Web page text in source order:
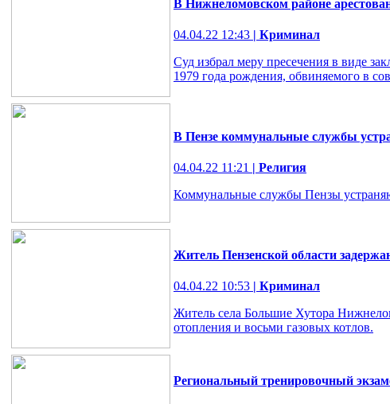
В Нижнеломовском районе
04.04.22 12:43 | Криминал
Суд избрал меру пресечения в виде
1979 года рождения, обвиняемого в
В Пензе коммунальные службы
04.04.22 11:21 | Религия
Коммунальные службы Пензы
Житель Пензенской области
04.04.22 10:53 | Криминал
Житель села Большие Хутора
отопления и восьми газовых котлов.
Региональный тренировочный